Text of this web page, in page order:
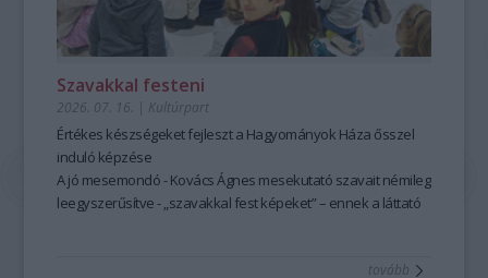
Szavakkal festeni
2026. 07. 16. | Kultúrpart
Értékes készségeket fejleszt a Hagyományok Háza ősszel
induló képzése
A jó mesemondó - Kovács Ágnes mesekutató szavait némileg
leegyszerűsítve - „szavakkal fest képeket” – ennek a láttató
mesemondás nemcsak művészi élményt ad, hanemtovább